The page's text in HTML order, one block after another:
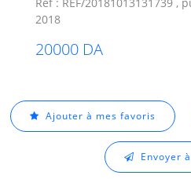
2018
20000 DA
Ajouter à mes favoris
Envoyer